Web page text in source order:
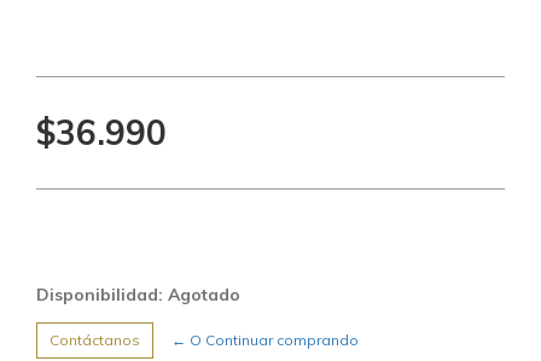
$36.990
Disponibilidad: Agotado
Contáctanos ← O Continuar comprando